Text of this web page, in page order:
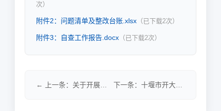
次）
附件2：问题清单及整改台账.xlsx （已下载2次）
附件3：自查工作报告.docx （已下载2次）
← 上一条：关于开展十堰市开大体系2026年春季学期开放教育教学检查的通知 下一条：十堰市开大关于做好2026年春季学期直播课与面授课表报送工作的通知 →